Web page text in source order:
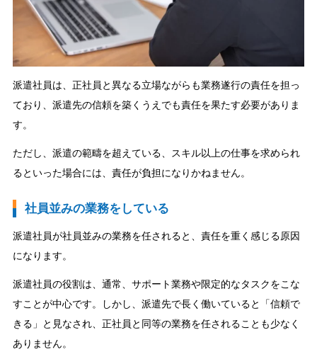
派遣社員は、正社員と異なる立場ながらも業務遂行の責任を担っ
ており、派遣先の信頼を築くうえでも責任を果たす必要がありま
す。
ただし、派遣の範疇を超えている、スキル以上の仕事を求められ
るといった場合には、責任が負担になりかねません。
社員並みの業務をしている
派遣社員が社員並みの業務を任されると、責任を重く感じる原因
になります。
派遣社員の役割は、通常、サポート業務や限定的なタスクをこな
すことが中心です。しかし、派遣先で長く働いていると「信頼で
きる」と見なされ、正社員と同等の業務を任されることも少なく
ありません。